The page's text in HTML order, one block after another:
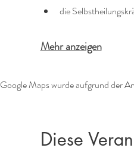
die
Mehr anzeigen
Google Maps wurde aufgrund der
Diese